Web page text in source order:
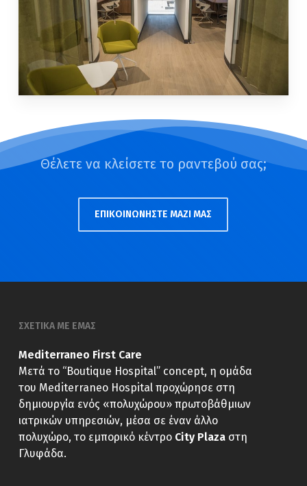
Θέλετε να κλείσετε το ραντεβού σας;
ΕΠΙΚΟΙΝΩΝΗΣΤΕ ΜΑΖΙ ΜΑΣ
ΣΧΕΤΙΚΑ ΜΕ ΕΜΑΣ
Mediterraneo First Care
Μετά το “Boutique Hospital” concept, η ομάδα
του Mediterraneo Hospital προχώρησε στη
δημιουργία ενός «πολυχώρου» πρωτοβάθμιων
ιατρικών υπηρεσιών, μέσα σε έναν άλλο
πολυχώρο, το εμπορικό κέντρο City Plazaστη
Γλυφάδα.